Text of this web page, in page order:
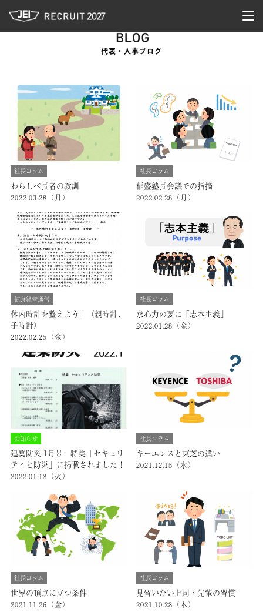
代表・人事ブログ
社長コラム
わらしべ長者の教訓
2022.03.28（月）
社長コラム
稲盛塾長会議での指摘
2022.02.28（月）
健康経営通信
体内時計を整えよう！（親時計、
子時計）
2022.02.25（金）
社長コラム
求心力の要に「志本主義」
2022.01.28（金）
お知らせ
建築防災 1月号 特集「セキュリ
ティと防災」に掲載されました！
2022.01.18（火）
社長コラム
キーエンスと東芝の違い
2021.12.15（水）
社長コラム
世界の頂点に立つ条件
2021.11.26（金）
社長コラム
見習いたい上司・先輩の習慣
2021.10.28（木）